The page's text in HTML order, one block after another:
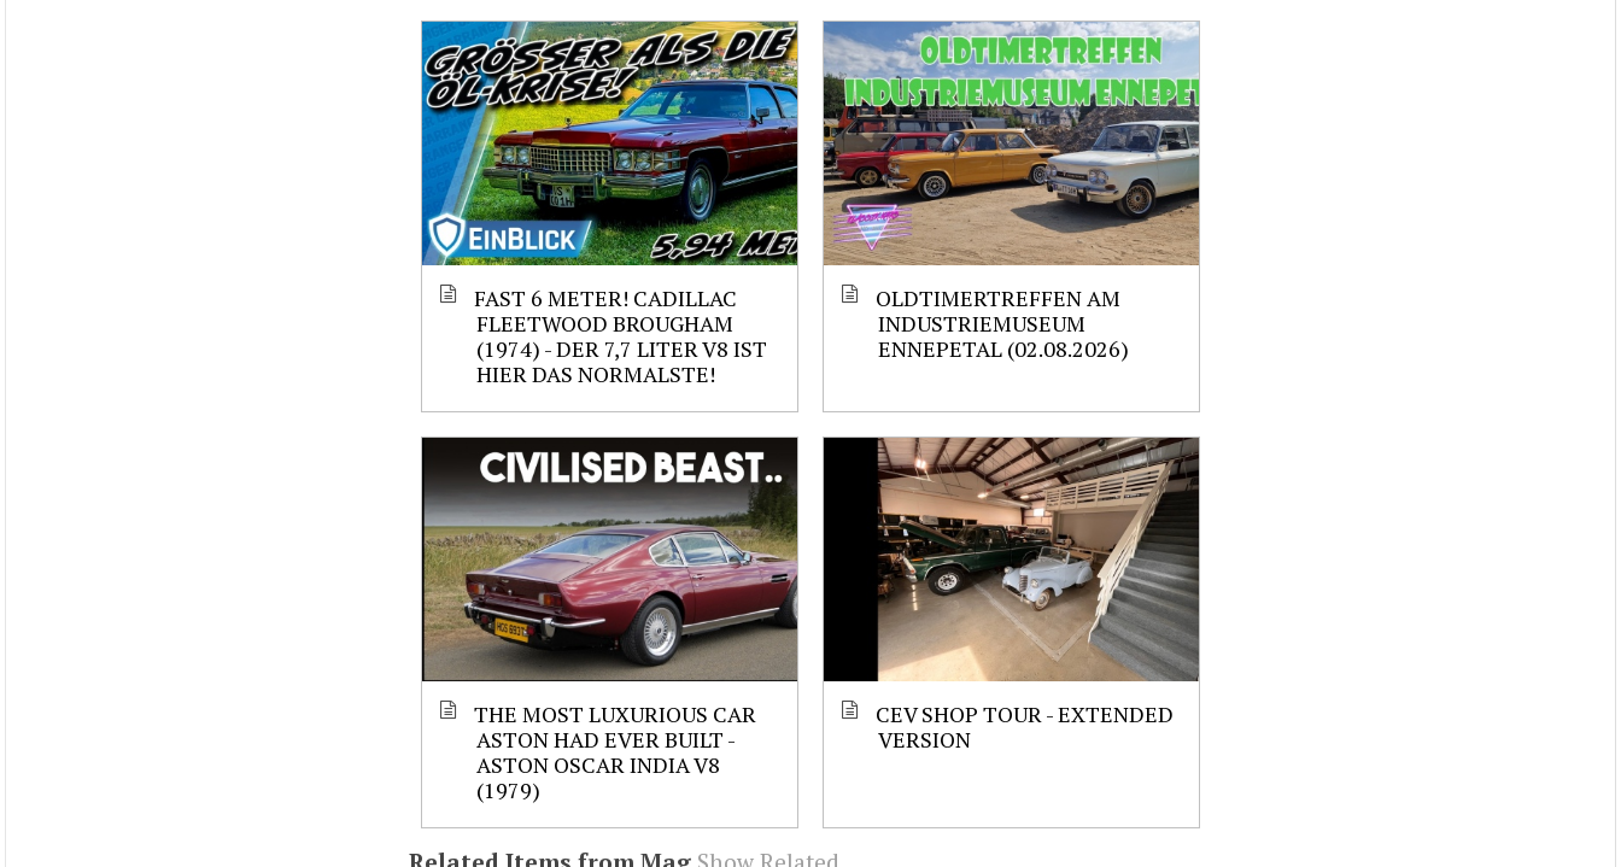
FAST 6 METER! CADILLAC
FLEETWOOD BROUGHAM
(1974) - DER 7,7 LITER V8 IST
HIER DAS NORMALSTE!
OLDTIMERTREFFEN AM
INDUSTRIEMUSEUM
ENNEPETAL (02.08.2026)
THE MOST LUXURIOUS CAR
ASTON HAD EVER BUILT -
ASTON OSCAR INDIA V8
(1979)
CEV SHOP TOUR - EXTENDED
VERSION